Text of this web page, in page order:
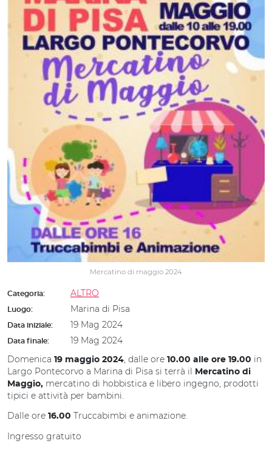
Mercatino di maggio 2024
Categoria: ALTRO
Luogo: Marina di Pisa
Data iniziale: 19 Mag 2024
Data finale:
19 Mag 2024
Domenica 19 maggio 2024 , dalle ore 10.00 alle ore 19.00 in
Largo Pontecorvo a Marina di Pisa si terrà il Mercatino di
Maggio, mercatino di hobbistica e libero ingegno, prodotti
tipici e attività per bambini.
Dalle ore 16.00 Truccabimbi e animazione.
Ingresso gratuito